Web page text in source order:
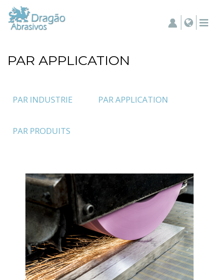
PAR APPLICATION
PAR INDUSTRIE PAR APPLICATION
PAR PRODUITS